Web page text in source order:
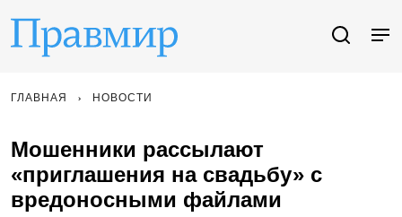
ГЛАВНАЯ НОВОСТИ
Мошенники рассылают
«приглашения на свадьбу» с
вредоносными файлами